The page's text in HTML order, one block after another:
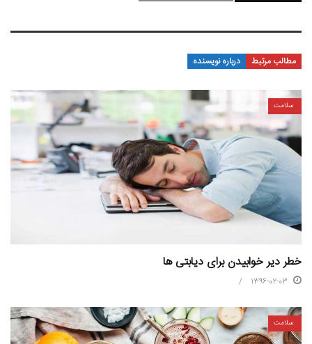
مطالب مرتبط درباره نویسنده
سلامت
خطر دیر خوابیدن برای دیابتی ها
1396-02-03
سلامت